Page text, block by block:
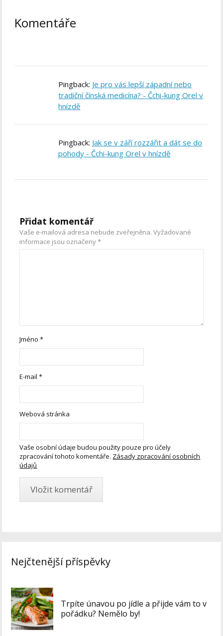
Komentáře
Pingback: Je pro vás lepší západní nebo
tradiční čínská medicína? - Čchi-kung Orel v
hnízdě
Pingback: Jak se v září rozzářit a dát se do
pohody - Čchi-kung Orel v hnízdě
Přidat komentář
Vaše e-mailová adresa nebude zveřejněna. Vyžadované
informace jsou označeny*
Jméno*
E-mail*
Webová stránka
Vaše osobní údaje budou použity pouze pro účely
zpracování tohoto komentáře. Zásady zpracování osobních
údajů
Nejčtenější příspěvky
Trpíte únavou po jídle a přijde vám to v
pořádku? Nemělo by!